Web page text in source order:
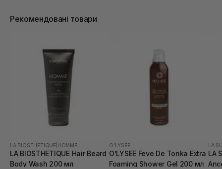
Рекомендовані товари
LA BIOSTHETIQUE HOMME
LA BIOSTHETIQUE Hair Beard
Body Wash 200 мл
O’LYSEE
O’LYSEE Feve De Tonka Extra
Foaming Shower Gel 200 мл
LA
LA